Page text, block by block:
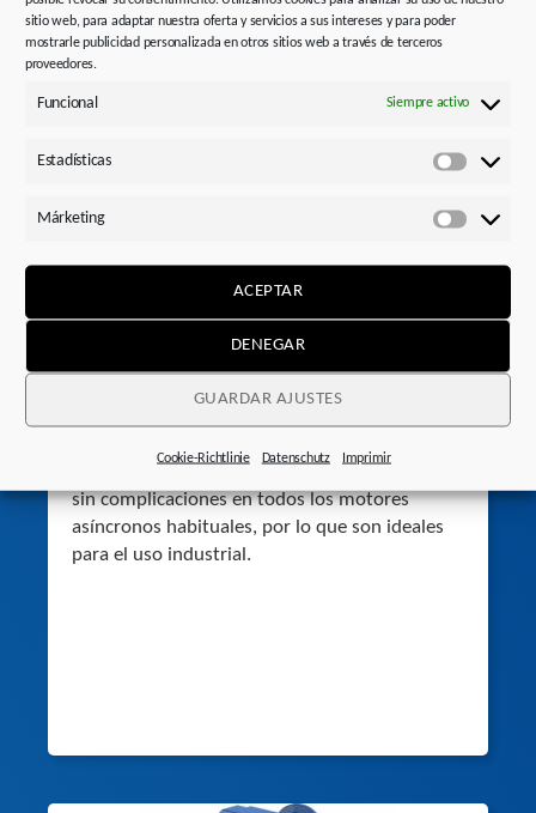
sitio web, para adaptar nuestra oferta y servicios a sus intereses y para poder
mostrarle publicidad personalizada en otros sitios web a través de terceros
proveedores.
Funcional Siempre activo
Estadísticas
Márketing
ACEPTAR
DENEGAR
GUARDAR AJUSTES
Cookie-Richtlinie Datenschutz Imprimir
Esto también podría
Reductores coaxiales industriales
sin complicaciones en todos los motores
asíncronos habituales, por lo que son ideales
para el uso industrial.